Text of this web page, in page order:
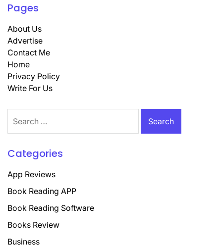
Pages
About Us
Advertise
Contact Me
Home
Privacy Policy
Write For Us
for:
Categories
App Reviews
Book Reading APP
Book Reading Software
Books Review
Business